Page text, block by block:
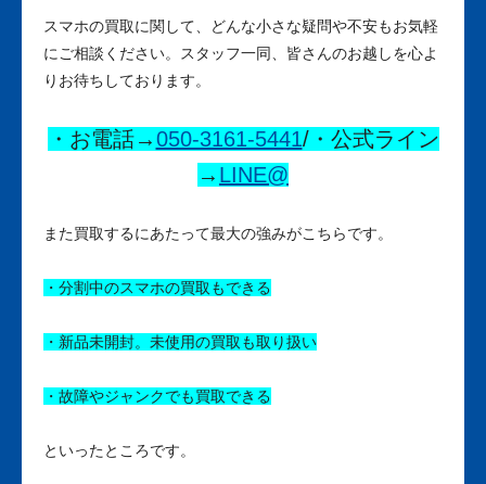
スマホの買取に関して、どんな小さな疑問や不安もお気軽
にご相談ください。スタッフ一同、皆さんのお越しを心よ
りお待ちしております。
・お電話→050-3161-5441/・公式ライン
→ LINE@
また買取するにあたって最大の強みがこちらです。
・分割中のスマホの買取もできる
・新品未開封。未使用の買取も取り扱い
・故障やジャンクでも買取できる
といったところです。